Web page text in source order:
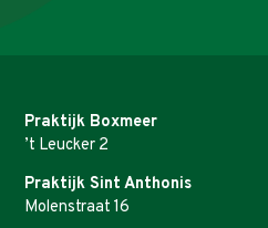
Praktijk Boxmeer
’t Leucker 2
Praktijk Sint Anthonis
Molenstraat 16